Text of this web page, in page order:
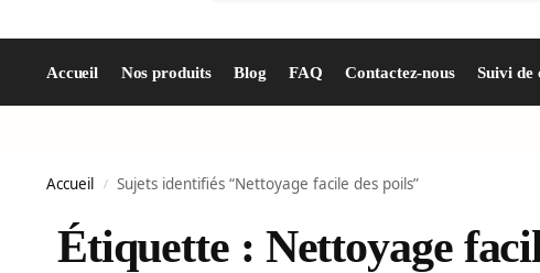
Accueil Nos produits Blog FAQ Contactez-nous Suivi de
Accueil / Sujets identifiés “Nettoyage facile des poils”
Étiquette : Nettoyage